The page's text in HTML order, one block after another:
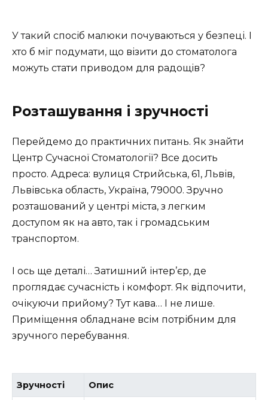
У такий спосіб малюки почуваються у безпеці. І
хто б міг подумати, що візити до стоматолога
можуть стати приводом для радощів?
Розташування і зручності
Перейдемо до практичних питань. Як знайти
Центр Сучасної Стоматології? Все досить
просто. Адреса: вулиця Стрийська, 61, Львів,
Львівська область, Україна, 79000. Зручно
розташований у центрі міста, з легким
доступом як на авто, так і громадським
транспортом.
І ось ще деталі… Затишний інтер’єр, де
проглядає сучасність і комфорт. Як відпочити,
очікуючи прийому? Тут кава… І не лише.
Приміщення обладнане всім потрібним для
зручного перебування.
Зручності Опис